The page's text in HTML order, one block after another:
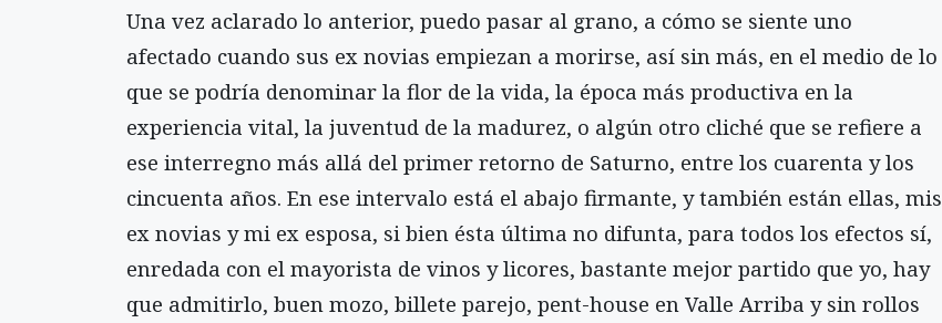
Una vez aclarado lo anterior, puedo pasar al grano, a cómo se siente uno
afectado cuando sus ex novias empiezan a morirse, así sin más, en el medio de lo
que se podría denominar la flor de la vida, la época más productiva en la
experiencia vital, la juventud de la madurez, o algún otro cliché que se refiere a
ese interregno más allá del primer retorno de Saturno, entre los cuarenta y los
cincuenta años. En ese intervalo está el abajo firmante, y también están ellas, mis
ex novias y mi ex esposa, si bien ésta última no difunta, para todos los efectos sí,
enredada con el mayorista de vinos y licores, bastante mejor partido que yo, hay
que admitirlo, buen mozo, billete parejo, pent-house en Valle Arriba y sin rollos